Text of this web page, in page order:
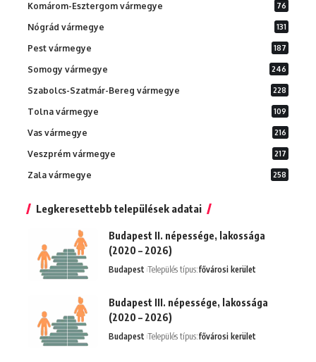
Komárom-Esztergom vármegye 76
Nógrád vármegye 131
Pest vármegye 187
Somogy vármegye 246
Szabolcs-Szatmár-Bereg vármegye 228
Tolna vármegye 109
Vas vármegye 216
Veszprém vármegye 217
Zala vármegye 258
Legkeresettebb települések adatai
Budapest II. népessége, lakossága
(2020 – 2026)
Budapest Település típus:fővárosi kerület
Budapest III. népessége, lakossága
(2020 – 2026)
Budapest Település típus:fővárosi kerület